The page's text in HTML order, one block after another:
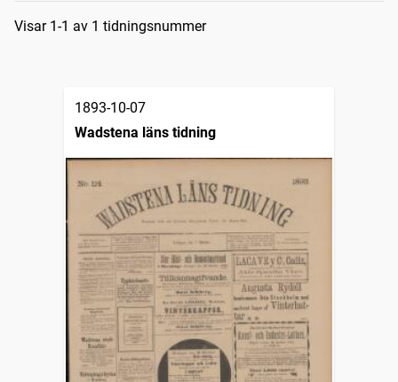
Sökresultat
Visar 1-1 av 1 tidningsnummer
1893-10-07
Wadstena läns tidning